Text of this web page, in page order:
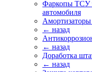
Фаркопы ТСУ
автомобиля
Амортизаторы
← назад
← назад
Доработка
← назад